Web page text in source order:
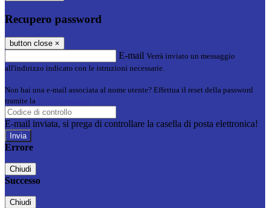
Recupero password
button close ×
E-mail Verrà inviato un messaggio
all'indirizzo indicato con le istruzioni necessarie.
Non hai una e-mail associata al nome utente? Effettua il reset della password
tramite la
E-mail inviata, si prega di controllare la casella di posta elettronica!
Errore
Chiudi
Successo
Chiudi